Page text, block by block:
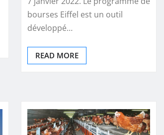
bourses Eiffel est un outil
développé…
READ MORE